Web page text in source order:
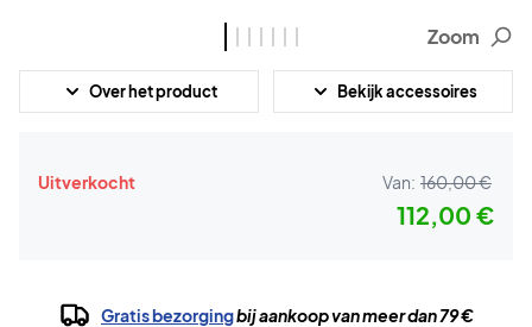
Zoom
Over het product Bekijk accessoires
Uitverkocht Van: 160,00 €
112,00 €
Gratis bezorgingbij aankoop van meer dan 79 €